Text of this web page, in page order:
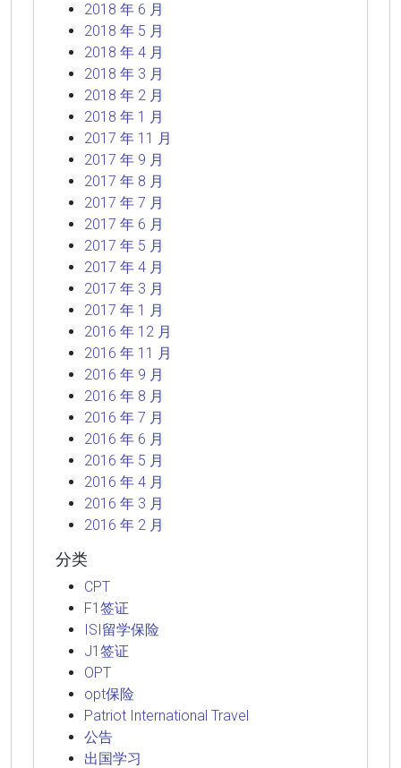
2018 年 6 月
2018 年 5 月
2018 年 4 月
2018 年 3 月
2018 年 2 月
2018 年 1 月
2017 年 11 月
2017 年 9 月
2017 年 8 月
2017 年 7 月
2017 年 6 月
2017 年 5 月
2017 年 4 月
2017 年 3 月
2017 年 1 月
2016 年 12 月
2016 年 11 月
2016 年 9 月
2016 年 8 月
2016 年 7 月
2016 年 6 月
2016 年 5 月
2016 年 4 月
2016 年 3 月
2016 年 2 月
分类
CPT
F1签证
ISI留学保险
J1签证
OPT
opt保险
Patriot International Travel
公告
出国学习